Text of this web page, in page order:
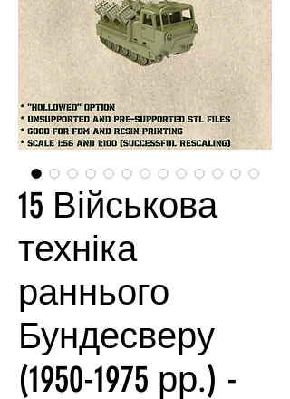
15 Військова
техніка
раннього
Бундесверу
(1950-1975 рр.) -